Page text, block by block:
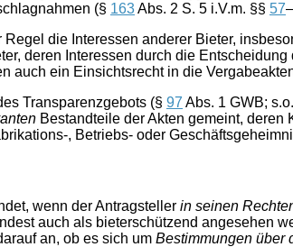
(§ 163Abs. 2 S. 5 i.V.m. §§ 57
die Interessen anderer Bieter,
deren Interessen durch die
auch ein Einsichts­recht in die
Transparenzgebots (§ 97 Abs. 1 GWB;
Bestandteile der Akten gemeint,
, Betriebs- oder
wenn der Antragsteller in seinen
auch als bieterschützend angesehen
an, ob es sich um Bestimmungen über